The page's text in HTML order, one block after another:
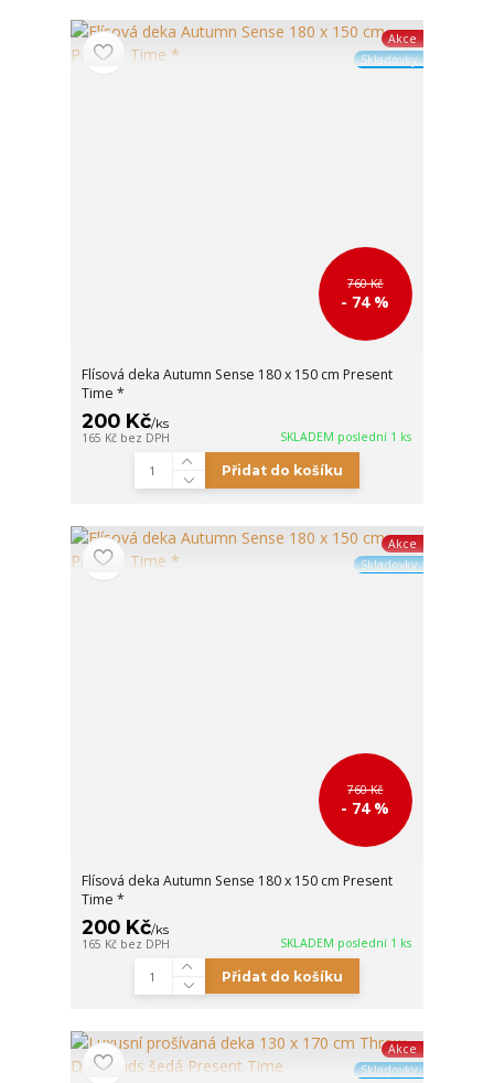
Akce
Skladovky
760 Kč
- 74 %
Flísová deka Autumn Sense 180 x 150 cm Present
Time *
200 Kč/ks
165 Kč bez DPH SKLADEM poslední 1 ks
Přidat do košíku
Akce
Skladovky
760 Kč
- 74 %
Flísová deka Autumn Sense 180 x 150 cm Present
Time *
200 Kč/ks
165 Kč bez DPH SKLADEM poslední 1 ks
Přidat do košíku
Akce
Skladovky